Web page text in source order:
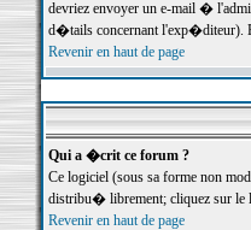
devriez envoyer un e-mail �
d�tails concernant l'exp�diteur).
Revenir en haut de page
Qui a �crit ce forum ?
Ce logiciel (sous sa forme non
distribu� librement; cliquez sur le
Revenir en haut de page